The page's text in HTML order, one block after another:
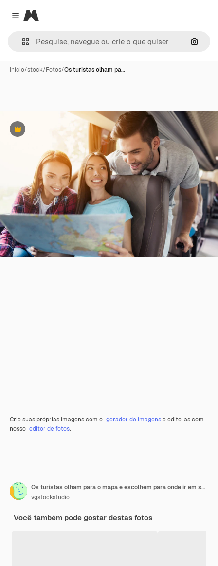
Close menu
Magnific
Início/stock/Fotos/Os turistas olham pa…
Premium
Crie suas próprias imagens com o gerador de imagense edite-as com
nosso editor de fotos.
Os turistas olham para o mapa e escolhem para onde ir em seguida.
vgstockstudio
Você também pode gostar destas fotos